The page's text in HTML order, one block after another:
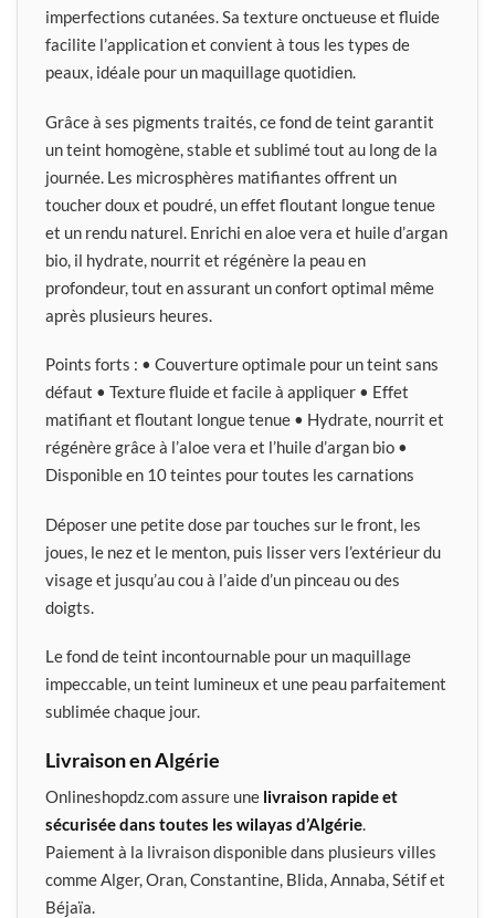
imperfections cutanées. Sa texture onctueuse et fluide
facilite l’application et convient à tous les types de
peaux, idéale pour un maquillage quotidien.
Grâce à ses pigments traités, ce fond de teint garantit
un teint homogène, stable et sublimé tout au long de la
journée. Les microsphères matifiantes offrent un
toucher doux et poudré, un effet floutant longue tenue
et un rendu naturel. Enrichi en aloe vera et huile d’argan
bio, il hydrate, nourrit et régénère la peau en
profondeur, tout en assurant un confort optimal même
après plusieurs heures.
Points forts : • Couverture optimale pour un teint sans
défaut • Texture fluide et facile à appliquer • Effet
matifiant et floutant longue tenue • Hydrate, nourrit et
régénère grâce à l’aloe vera et l’huile d’argan bio •
Disponible en 10 teintes pour toutes les carnations
Déposer une petite dose par touches sur le front, les
joues, le nez et le menton, puis lisser vers l’extérieur du
visage et jusqu’au cou à l’aide d’un pinceau ou des
doigts.
Le fond de teint incontournable pour un maquillage
impeccable, un teint lumineux et une peau parfaitement
sublimée chaque jour.
Livraison en Algérie
Onlineshopdz.com assure une livraison rapide et
sécurisée dans toutes les wilayas d’Algérie
Paiement à la livraison disponible dans plusieurs villes
comme Alger, Oran, Constantine, Blida, Annaba, Sétif et
Béjaïa.